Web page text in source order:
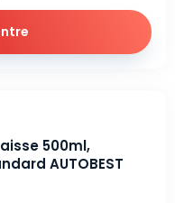
500ml,
AUTOBEST